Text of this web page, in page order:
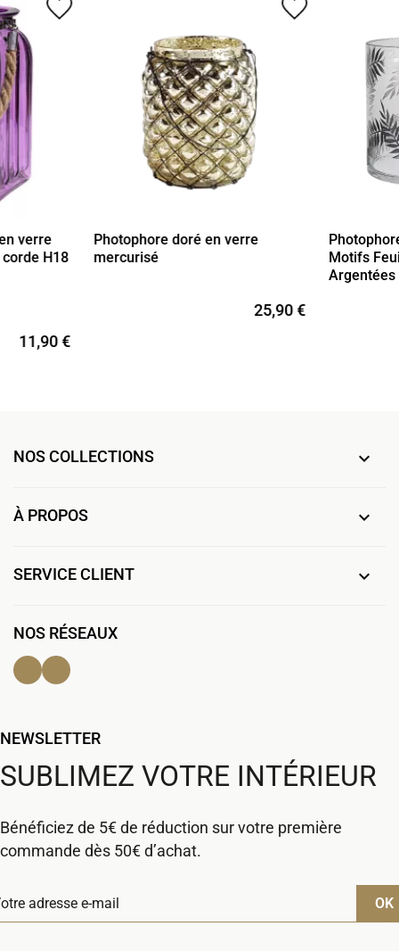
verre
H18
11,90 €
favorite_border
Photophore doré en verre
mercurisé
25,90 €
favorite_border
Motifs
Argentées
NOS COLLECTIONS 
À PROPOS 
SERVICE CLIENT 
NOS RÉSEAUX
Facebook
NEWSLETTER
SUBLIMEZ VOTRE INTÉRIEUR
Bénéficiez de 5€ de réduction sur votre première
commande dès 50€ d’achat.